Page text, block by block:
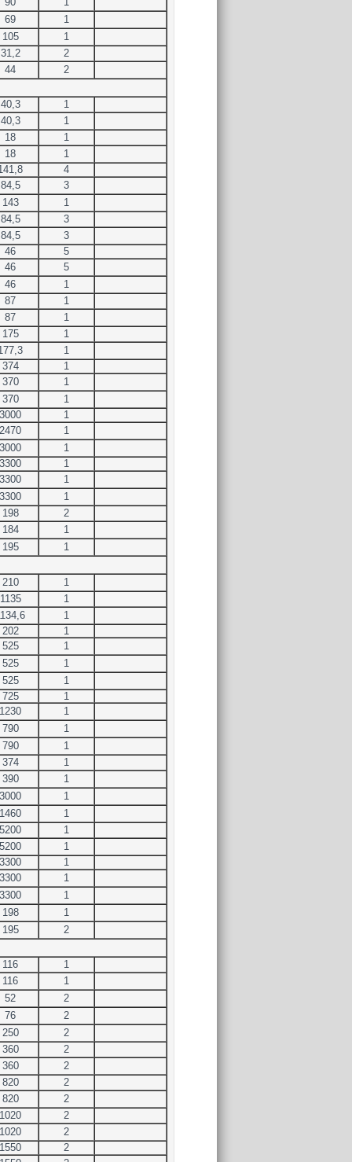
69
1
105
1
31,2
2
44
2
40,3
1
40,3
1
18
1
18
1
4
84,5
3
143
1
84,5
3
84,5
3
46
5
46
5
46
1
87
1
87
1
175
1
1
374
1
370
1
370
1
3000
1
2470
1
3000
1
3300
1
3300
1
3300
1
198
2
184
1
195
1
210
1
1135
1
1
202
1
525
1
525
1
525
1
725
1
1230
1
790
1
790
1
374
1
390
1
3000
1
1460
1
5200
1
5200
1
3300
1
3300
1
3300
1
198
1
195
2
116
1
116
1
52
2
76
2
250
2
360
2
360
2
820
2
820
2
1020
2
1020
2
1550
2